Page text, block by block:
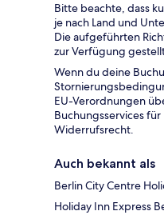
Bitte beachte, dass
je nach Land und
Die aufgeführten
zur Verfügung
Wenn du deine
EU-Verordnungen
Buchungsservices
Widerrufsrecht.
Auch bekannt als
Berlin City Centre
Holiday Inn Express